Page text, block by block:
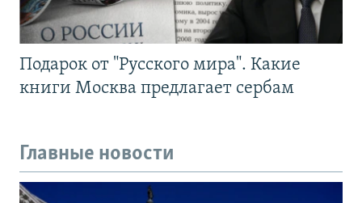
Подарок от "Русского мира". Какие
книги Москва предлагает сербам
Главные новости